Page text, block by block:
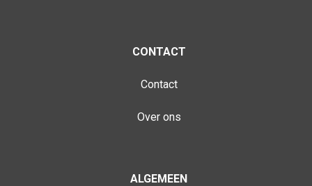
CONTACT
Contact
Over ons
ALGEMEEN